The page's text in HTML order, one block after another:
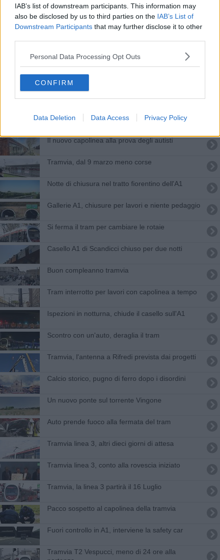
IAB’s list of downstream participants. This information may
also be disclosed by us to third parties on the IAB’s List of
Downstream Participants that may further disclose it to other
Personal Data Processing Opt Outs
CONFIRM
Data Deletion Data Access Privacy Policy
​Firenze Rocks, ecco tutte le informazioni utili
Migliaia di bulbi da oppio nascosti in una valigia
"Non è possibile aumentare i vagoni del tram"
Fiera di Scandicci, "Usate la tramvia"
Il tram si ferma per i podisti della Maratona
Travolta dal tram, al vaglio le immagini dei video
Il nuovo capolinea alla prova degli autisti
Tramvia, dal 9 marzo meno corse
Notte di chiusura nel tratto fiorentino dell'A1
Gallerie A1, chiusure per lavori e niente pedaggio
Si ferma il tram per cambiare le rotaie
Casello A1 di Scandicci chiuso per due notti
Buon compleanno tramvia
Tram interrotto per lavori con capolinea a tempo
Ispezioni in notturna, chiude il casello sull'A1
Scontro con un'auto, deraglia il tram
Tramvia, l'antenna a Rifredi prevista dai progetti
Calcio storico, pugno di ferro dopo i disordini
Un nuovo ponte sul torrente Vingone
Auto prende fuoco alla fermata del tram
Tramvia linea 3, altri dieci giorni di attesa
Tramvia linea 3, conto alla rovescia iniziato
Tramvia, la linea 3 partirà il 16 Luglio
Pacco sospetto al capolinea della tramvia
Fuori controllo in A1, interviene la safety car
Tramvia T2 Vespucci, meno di 24 ore alla